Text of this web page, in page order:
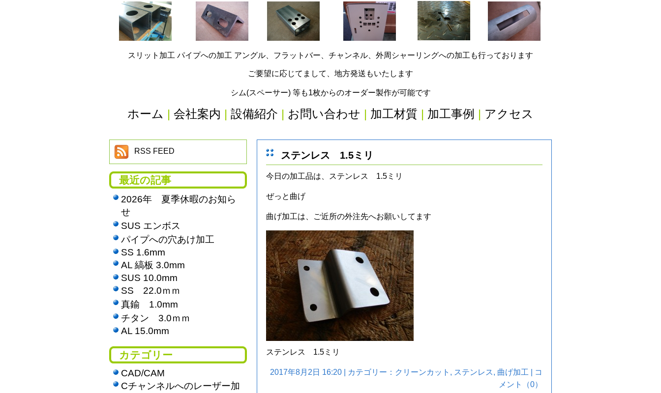
スリット加工 パイプへの加工 アングル、フラットバー、チャンネル、外周シャーリングへの加工も行っております
ご要望に応じてまして、地方発送もいたします
シム(スペーサー) 等も1枚からのオーダー製作が可能です
ホーム | 会社案内 | 設備紹介 | お問い合わせ | 加工材質 | 加工事例 | アクセス
ステンレス 1.5ミリ
今日の加工品は、ステンレス 1.5ミリ
ぜっと曲げ
曲げ加工は、ご近所の外注先へお願いしてます
ステンレス 1.5ミリ
2017年8月2日 16:20 | カテゴリー： クリーンカット , ステンレス, 曲げ加工
コ
メント（0）
RSS FEED
最近の記事
2026年 夏季休暇のお知ら
せ
SUS エンボス
パイプへの穴あけ加工
SS 1.6mm
AL 縞板 3.0mm
SUS 10.0mm
SS 22.0ｍｍ
真鍮 1.0mm
チタン 3.0ｍｍ
AL 15.0mm
カテゴリー
CAD/CAM
Cチャンネルへのレーザー加